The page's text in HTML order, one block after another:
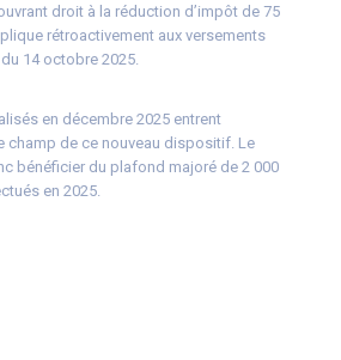
droit à la réduction d’impôt de 75
rétroactivement aux versements
14 octobre 2025.
en décembre 2025 entrent
champ de ce nouveau dispositif. Le
bénéficier du plafond majoré de 2 000
en 2025.